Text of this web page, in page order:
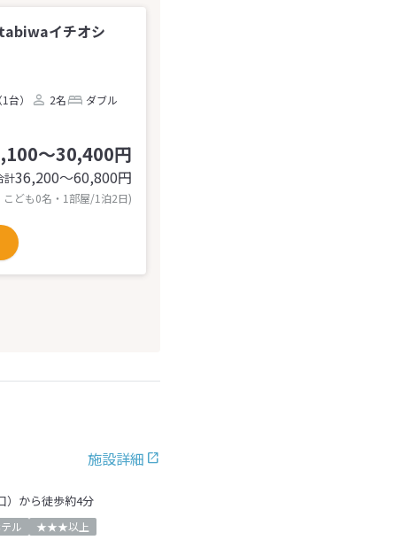
イチオシ
） 2名
ダブル
～30,400円
計36,200〜60,800円
こども0名・1部屋/1泊2日)
施設詳細
）から徒歩約4分
ル
★★★以上